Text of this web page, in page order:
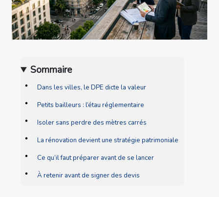
Sommaire
Dans les villes, le DPE dicte la valeur
Petits bailleurs : l’étau réglementaire
Isoler sans perdre des mètres carrés
La rénovation devient une stratégie patrimoniale
Ce qu’il faut préparer avant de se lancer
À retenir avant de signer des devis